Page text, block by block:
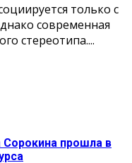
только с
современная
стереотипа....
прошла в